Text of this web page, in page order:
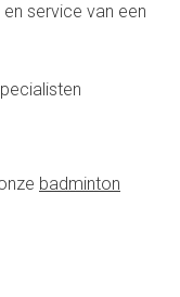
service van een
badminton